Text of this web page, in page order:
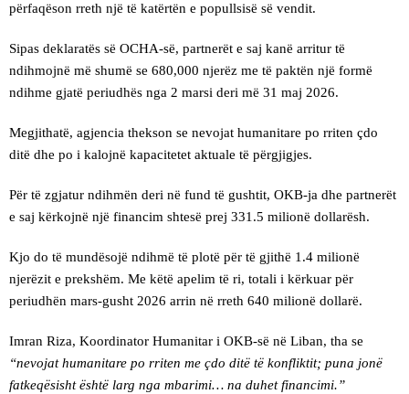
përfaqëson rreth një të katërtën e popullsisë së vendit.
Sipas deklaratës së OCHA-së, partnerët e saj kanë arritur të
ndihmojnë më shumë se 680,000 njerëz me të paktën një formë
ndihme gjatë periudhës nga 2 marsi deri më 31 maj 2026.
Megjithatë, agjencia thekson se nevojat humanitare po rriten çdo
ditë dhe po i kalojnë kapacitetet aktuale të përgjigjes.
Për të zgjatur ndihmën deri në fund të gushtit, OKB-ja dhe partnerët
e saj kërkojnë një financim shtesë prej 331.5 milionë dollarësh.
Kjo do të mundësojë ndihmë të plotë për të gjithë 1.4 milionë
njerëzit e prekshëm. Me këtë apelim të ri, totali i kërkuar për
periudhën mars-gusht 2026 arrin në rreth 640 milionë dollarë.
Imran Riza, Koordinator Humanitar i OKB-së në Liban, tha se
“nevojat humanitare po rriten me çdo ditë të konfliktit; puna jonë
fatkeqësisht është larg nga mbarimi… na duhet financimi.”